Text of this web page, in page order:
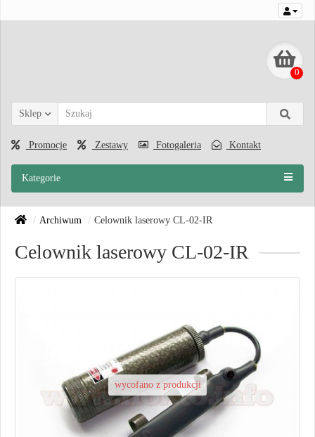
0
Sklep
Promocje Zestawy Fotogaleria Kontakt
Kategorie
Archiwum Celownik laserowy CL-02-IR
Celownik laserowy CL-02-IR
wycofano z produkcji